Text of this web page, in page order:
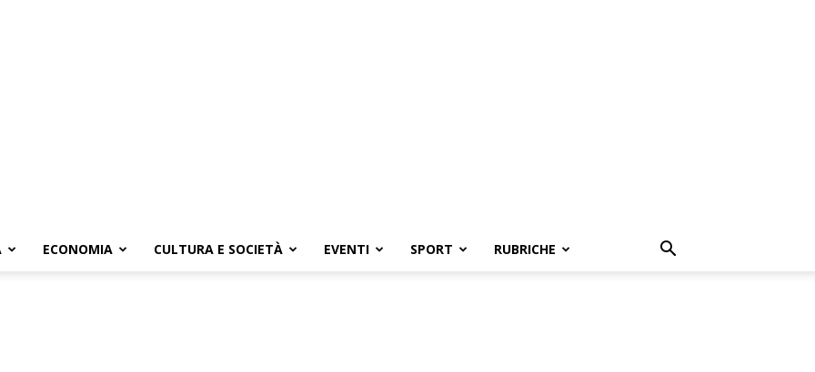
ECONOMIA CULTURA E SOCIETÀ EVENTI SPORT RUBRICHE